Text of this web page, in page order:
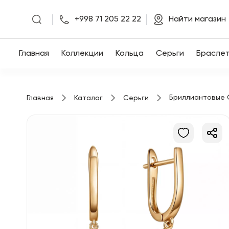
Главная
+998 71 205 22 22 Найти магазин
Главная Коллекции Кольца Серьги
Главная Каталог Серьги Бриллиантовые